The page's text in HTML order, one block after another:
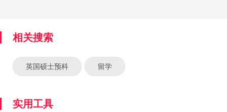
相关搜索
英国硕士预科 留学
实用工具